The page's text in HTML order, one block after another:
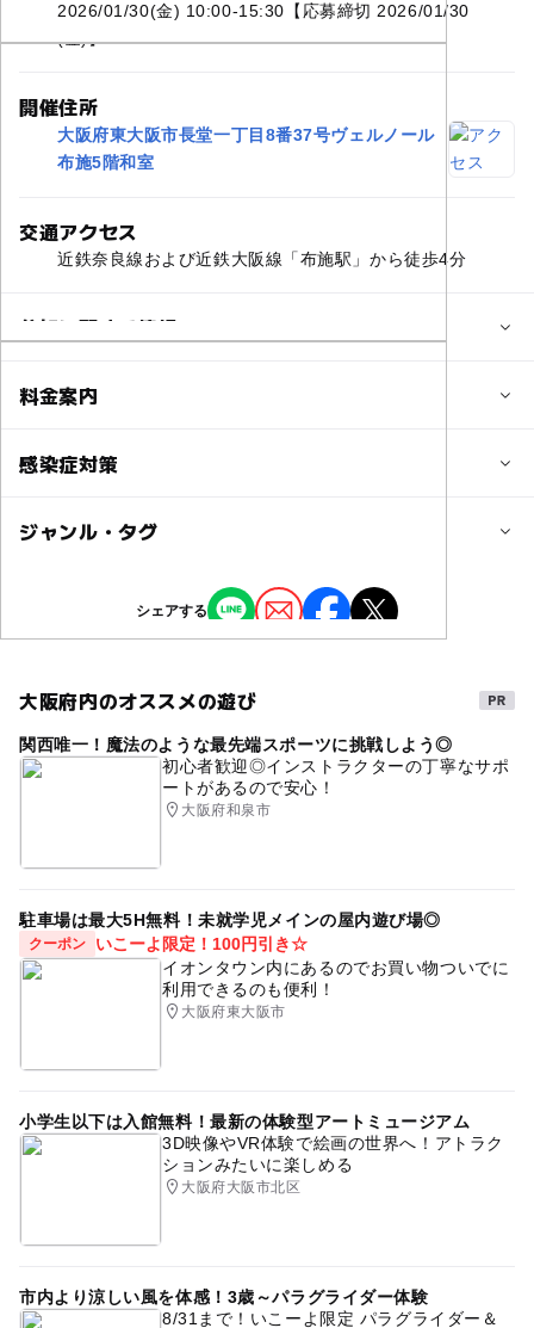
2026/01/30(金) 10:00-15:30【応募締切 2026/01/30
(金)】
開催住所
大阪府東大阪市長堂一丁目8番37号ヴェルノール
布施5階和室
交通アクセス
近鉄奈良線および近鉄大阪線「布施駅」から徒歩4分
参加に関する情報
定員
3歳･4歳･5歳･6歳(幼児)
予約必要
応募方法
このイベントの受付は終了しました。
予約ページ
料金案内
子供の料金
感染症対策
⚠️手洗い、消毒、検温を行います。
※出来るだけ不織布マスク着用のご協力お願いします🙇‍♂️
・37.5℃以上の発熱がある方、または発熱が続いている方
（発熱・咳・くしゃみ・喉の痛みなど）がある方
・強い怠さ（倦怠感）や息苦しさ（呼吸困難）がある方
・政府が入国制限措置を設けている国・
ジャンル・タグ
タグ
#無料撮影会 フォトブース 撮影会
無料フォトブース
シェアする
大阪府内のオススメの遊び
関西唯一！魔法のような最先端スポーツに挑戦しよう◎
初心者歓迎◎インストラクターの丁寧なサポ
ートがあるので安心！
大阪府和泉市
駐車場は最大5H無料！未就学児メインの屋内遊び場◎
クーポン
いこーよ限定！100円引き☆
イオンタウン内にあるのでお買い物ついでに
利用できるのも便利！
大阪府東大阪市
小学生以下は入館無料！最新の体験型アートミュージアム
3D映像やVR体験で絵画の世界へ！アトラク
ションみたいに楽しめる
大阪府大阪市北区
市内より涼しい風を体感！3歳～パラグライダー体験
8/31まで！いこーよ限定 パラグライダー＆